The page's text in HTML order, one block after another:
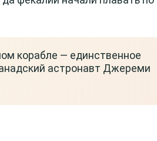
корабле — единственное
астронавт Джереми